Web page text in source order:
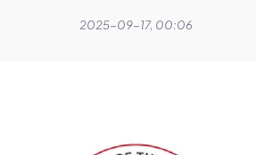
2025-09-17, 00:06